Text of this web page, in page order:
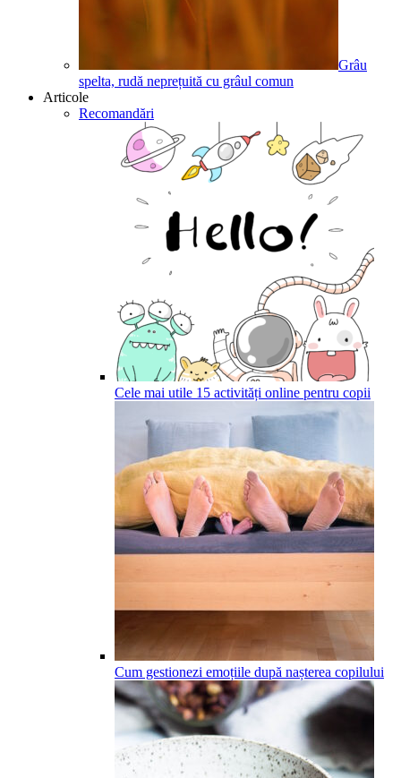
Grâu
spelta, rudă neprețuită cu grâul comun
Articole
Recomandări
Cele mai utile 15 activități online pentru copii
Cum gestionezi emoțiile după nașterea copilului